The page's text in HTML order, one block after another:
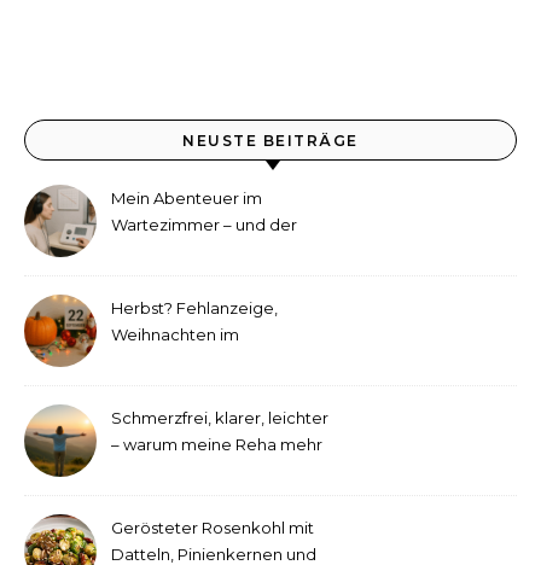
NEUSTE BEITRÄGE
Mein Abenteuer im
Wartezimmer – und der
Herbst? Fehlanzeige,
Weihnachten im
Schmerzfrei, klarer, leichter
– warum meine Reha mehr
Gerösteter Rosenkohl mit
Datteln, Pinienkernen und